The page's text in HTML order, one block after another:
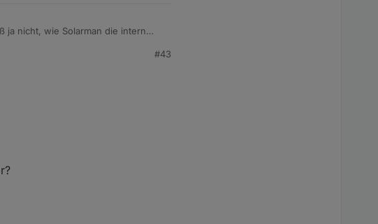
ja nicht, wie Solarman die intern
ja schon seit dem Anlegen in der#43